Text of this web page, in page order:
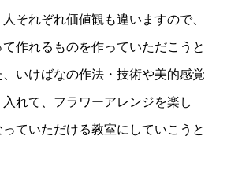
それぞれ価値観も違いますので、
作れるものを作っていただこうと
いけばなの作法・技術や美的感覚
れて、フラワーアレンジを楽し
ていただける教室にしていこうと